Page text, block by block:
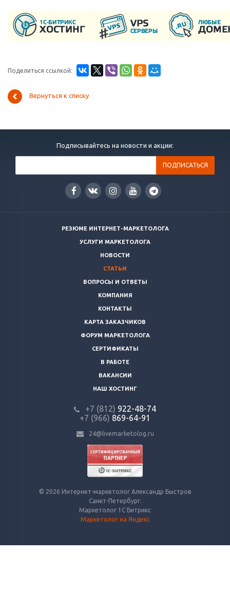
Поделиться ссылкой:
Вернуться к списку
Подписывайтесь на новости и акции:
РЕЗЮМЕ ИНТЕРНЕТ-МАРКЕТОЛОГА
УСЛУГИ МАРКЕТОЛОГА
НОВОСТИ
СТАТЬИ
ВОПРОСЫ И ОТВЕТЫ
КОМПАНИЯ
КОНТАКТЫ
КАРТА ЗАКАЗЧИКОВ
ФОРУМ МАРКЕТОЛОГА
СЕРТИФИКАТЫ
В РАБОТЕ
ВАКАНСИИ
НАШ ХОСТИНГ
+7 (812) 922-48-74
+7 (966) 869-64-91
24@livemarketolog.ru
© 2026 Интернет-маркетолог Александр Быстров
Санкт-Петербург.
Маркетолог 1С Битрикс
Маркетолог на Яндекс